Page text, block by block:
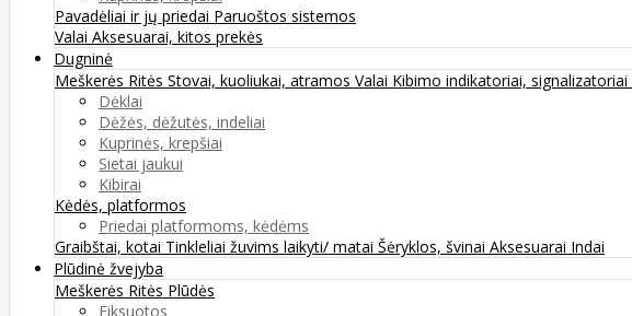
Pavadėliai ir jų priedai Paruoštos sistemos
Valai Aksesuarai, kitos prekės
Dugninė
Meškerės Ritės Stovai, kuoliukai, atramos Valai Kibimo indikatoriai, signalizatoriai
Dėklai
Dėžės, dėžutės, indeliai
Kuprinės, krepšiai
Sietai jaukui
Kibirai
Kėdės, platformos
Priedai platformoms, kėdėms
Graibštai, kotai Tinkleliai žuvims laikyti/ matai Šėryklos, švinai Aksesuarai Indai
Plūdinė žvejyba
Meškerės Ritės Plūdės
Fiksuotos